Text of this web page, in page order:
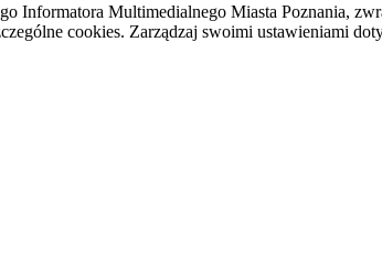
Informatora Multimedialnego Miasta Poznania,
cookies. Zarządzaj swoimi ustawieniami